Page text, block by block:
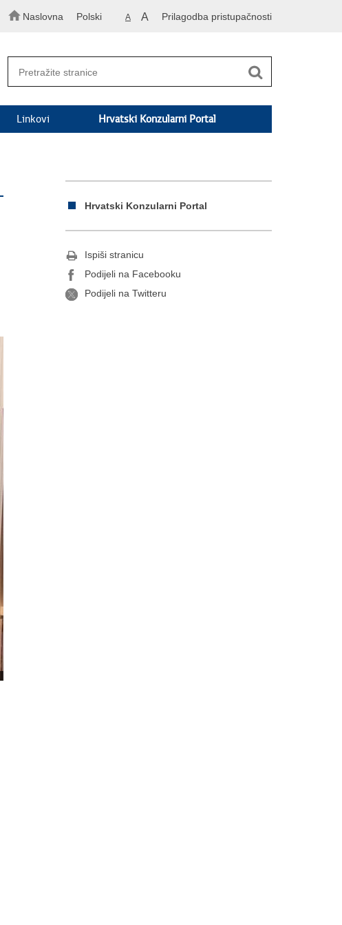
Naslovna Polski A A Prilagodba pristupačnosti
Linkovi Hrvatski Konzularni Portal
Hrvatski Konzularni Portal
Ispiši stranicu
Podijeli na Facebooku
Podijeli na Twitteru